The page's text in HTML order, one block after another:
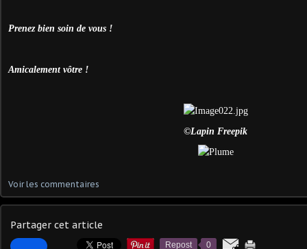
Prenez bien soin de vous !
Amicalement vôtre !
©Lapin Freepik
Voir les commentaires
Partager cet article
Repost 0